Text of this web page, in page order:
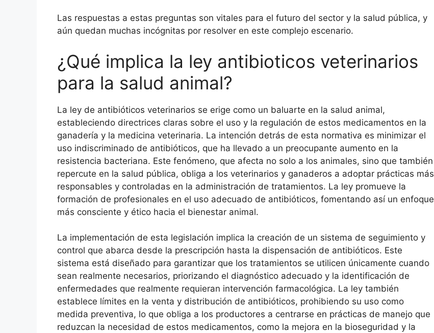
Las respuestas a estas preguntas son vitales para el futuro del sector y la salud pública, y
aún quedan muchas incógnitas por resolver en este complejo escenario.
¿Qué implica la ley antibioticos veterinarios
para la salud animal?
La ley de antibióticos veterinarios se erige como un baluarte en la salud animal,
estableciendo directrices claras sobre el uso y la regulación de estos medicamentos en la
ganadería y la medicina veterinaria. La intención detrás de esta normativa es minimizar el
uso indiscriminado de antibióticos, que ha llevado a un preocupante aumento en la
resistencia bacteriana. Este fenómeno, que afecta no solo a los animales, sino que también
repercute en la salud pública, obliga a los veterinarios y ganaderos a adoptar prácticas más
responsables y controladas en la administración de tratamientos. La ley promueve la
formación de profesionales en el uso adecuado de antibióticos, fomentando así un enfoque
más consciente y ético hacia el bienestar animal.
La implementación de esta legislación implica la creación de un sistema de seguimiento y
control que abarca desde la prescripción hasta la dispensación de antibióticos. Este
sistema está diseñado para garantizar que los tratamientos se utilicen únicamente cuando
sean realmente necesarios, priorizando el diagnóstico adecuado y la identificación de
enfermedades que realmente requieran intervención farmacológica. La ley también
establece límites en la venta y distribución de antibióticos, prohibiendo su uso como
medida preventiva, lo que obliga a los productores a centrarse en prácticas de manejo que
reduzcan la necesidad de estos medicamentos, como la mejora en la bioseguridad y la